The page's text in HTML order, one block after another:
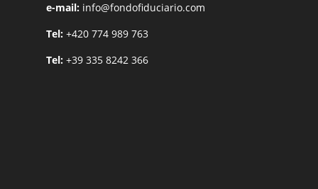
e-mail: info@fondofiduciario.com
Tel: +420 774 989 763
Tel: +39 335 8242 366